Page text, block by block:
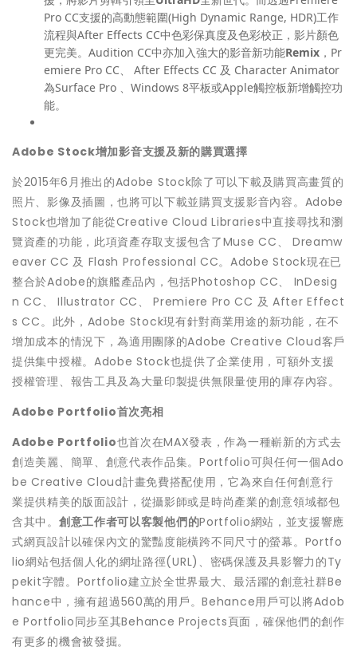
Pro CC支援的高動態範圍(High Dynamic Range, HDR)工作
流程與After Effects CC中色彩保真度及色彩校正，影片顏色
更完美。Audition CC中亦加入強大的影音新功能Remix ，Pr
emiere Pro CC、 After Effects CC 及 Character Animator
為Surface Pro 、Windows 8平板或Apple觸控板新增觸控功
能。
Adobe Stock增加影音支援及新的購買選擇
於2015年6月推出的Adobe Stock除了可以下載及購買高畫質的
照片、影像及插圖，也將可以下載並購買支援影音內容。Adobe
Stock也增加了能從Creative Cloud Libraries中直接尋找和瀏
覽資產的功能，此項資產存取支援包含了Muse CC、 Dreamw
eaver CC 及 Flash Professional CC。Adobe Stock現在已
整合於Adobe的旗艦產品內，包括Photoshop CC、 InDesig
n CC、 Illustrator CC、 Premiere Pro CC 及 After Effect
s CC。此外，Adobe Stock現有針對商業用途的新功能，在不
增加成本的情況下，為適用團隊的Adobe Creative Cloud客戶
提供集中授權。Adobe Stock也提供了企業使用，可額外支援
授權管理、報告工具及為大量印製提供無限量使用的庫存內容。
Adobe Portfolio首次亮相
Adobe Portfolio也首次在MAX發表，作為一種嶄新的方式去
創造美麗、簡單、創意代表作品集。Portfolio可與任何一個Ado
be Creative Cloud計畫免費搭配使用，它為來自任何創意行
業提供精美的版面設計，從攝影師或是時尚產業的創意領域都包
含其中。 創意工作者可以客製他們的Portfolio網站，並支援響應
式網頁設計以確保內文的驚豔度能橫跨不同尺寸的螢幕。Portfo
lio網站包括個人化的網址路徑(URL)、密碼保護及具影響力的Ty
pekit字體。Portfolio建立於全世界最大、最活躍的創意社群Be
hance中，擁有超過560萬的用戶。Behance用戶可以將Adob
e Portfolio同步至其Behance Projects頁面，確保他們的創作
有更多的機會被發掘。